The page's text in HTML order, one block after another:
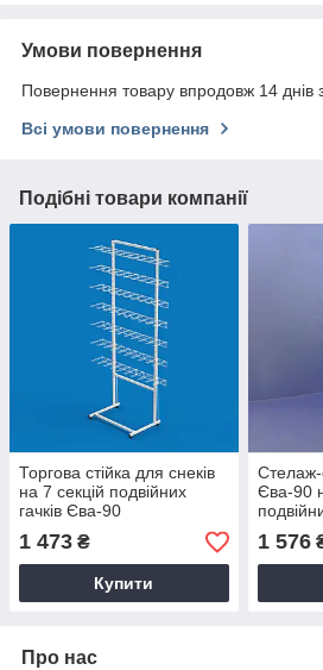
Умови повернення
Повернення товару впродовж 14 днів
Всі умови повернення
Подібні товари компанії
Торгова стійка для снеків
на 7 секцій подвійних
гачків Єва-90
1 473 ₴
Купити
Стелаж-
Єва-90
прямий
1 576
Про нас